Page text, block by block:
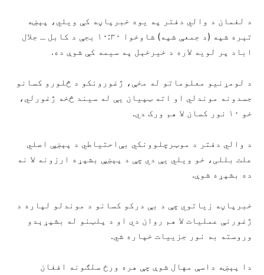
د لغمان د والي دفتر په یوه خبرپاڼه کې ویلي، پېښه
تېره شپه (د جمعې شپه) شاوخوا ۱۰:۳۰ بجې د کابل ـ جلال
اباد پر لویه لاره د خیرخېل په سیمه کې شوې ده.
د لومړنیو معلوماتو له مخې، ژغورونکو د څلورو کسانو
جسدونه موندلي او اته ټپیان یې له سیند څخه ژغورلي،
خو ۱۰ نور کسان لا هم ورک دي.
د والي دفتر د موټرچلوونکي بې‌احتیاطي د پېښې اصلي
علت بللی، خو ویلي یې دي چې د پېښې بشپړه ارزونه لا نه
ده بشپړه شوې.
خبرپاڼه زیاتوي چې د بې درکو کسانو د موندلو لپاره د
ژغورنې عملیات لا هم روان دي او د پلټنو له بشپړېدو
وروسته به نور جزییات خپاره شي.
دا پېښه داسې مهال شوې چې هره ورځ سلګونه افغان